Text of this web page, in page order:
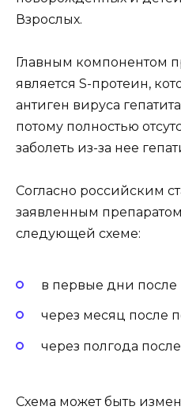
Взрослых.
Главным компонентом
является S-протеин,
антиген вируса
потому полностью
заболеть из-за нее
Согласно российским
заявленным
следующей схеме:
в первые дни
через месяц после
через полгода
Схема может быть